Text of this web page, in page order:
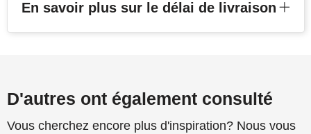
En savoir plus sur le délai de livraison
D'autres ont également consulté
Vous cherchez encore plus d'inspiration? Nous vous